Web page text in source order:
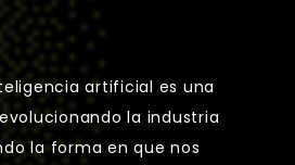
artificial es una
la industria
la forma en que nos